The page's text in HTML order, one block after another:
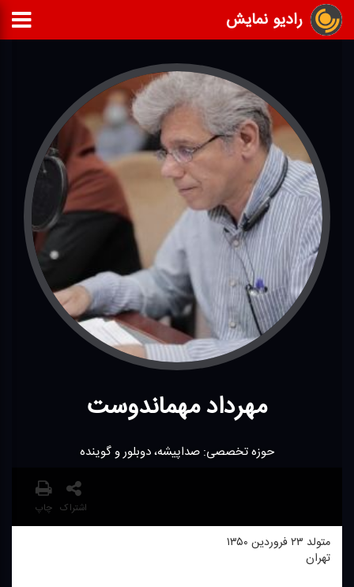
رادیو نمایش
مهرداد مهماندوست
حوزه تخصصی: صداپیشه، دوبلور و گوینده‌
اشتراک چاپ
متولد ۲۳ فروردین ۱۳۵۰
تهران